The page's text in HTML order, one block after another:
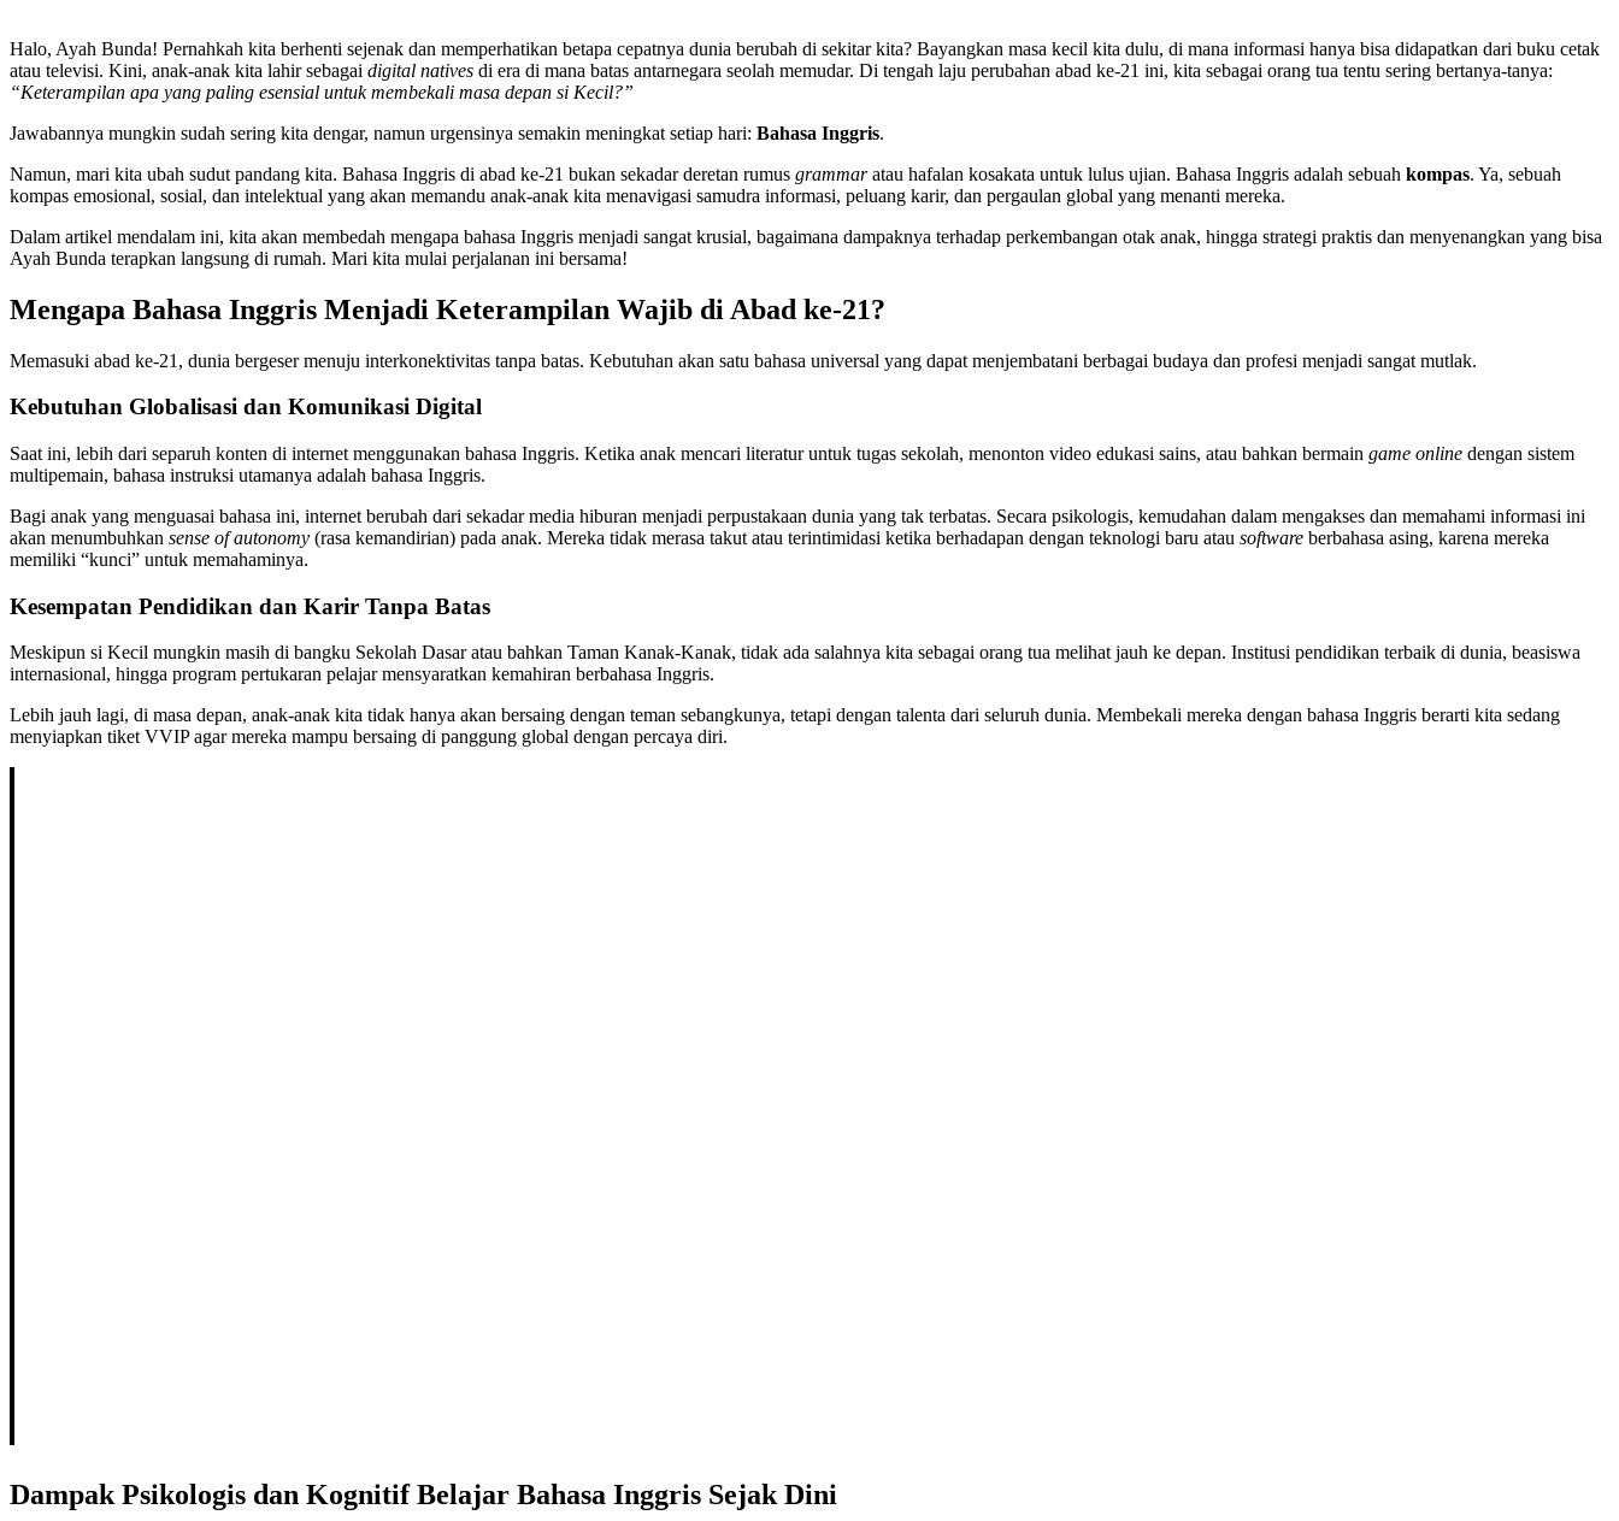
Halo, Ayah Bunda! Pernahkah kita berhenti sejenak dan memperhatikan betapa cepatnya dunia berubah di sekitar kita? Bayangkan masa kecil kita dulu, di mana informasi hanya bisa didapatkan dari buku cetak
atau televisi. Kini, anak-anak kita lahir sebagai digital natives di era di mana batas antarnegara seolah memudar. Di tengah laju perubahan abad ke-21 ini, kita sebagai orang tua tentu sering bertanya-tanya:
“Keterampilan apa yang paling esensial untuk membekali masa depan si Kecil?”
Jawabannya mungkin sudah sering kita dengar, namun urgensinya semakin meningkat setiap hari: Bahasa Inggris.
Namun, mari kita ubah sudut pandang kita. Bahasa Inggris di abad ke-21 bukan sekadar deretan rumus grammaratau hafalan kosakata untuk lulus ujian. Bahasa Inggris adalah sebuah kompas. Ya, sebuah
kompas emosional, sosial, dan intelektual yang akan memandu anak-anak kita menavigasi samudra informasi, peluang karir, dan pergaulan global yang menanti mereka.
Dalam artikel mendalam ini, kita akan membedah mengapa bahasa Inggris menjadi sangat krusial, bagaimana dampaknya terhadap perkembangan otak anak, hingga strategi praktis dan menyenangkan yang bisa
Ayah Bunda terapkan langsung di rumah. Mari kita mulai perjalanan ini bersama!
Mengapa Bahasa Inggris Menjadi Keterampilan Wajib di Abad ke-21?
Memasuki abad ke-21, dunia bergeser menuju interkonektivitas tanpa batas. Kebutuhan akan satu bahasa universal yang dapat menjembatani berbagai budaya dan profesi menjadi sangat mutlak.
Kebutuhan Globalisasi dan Komunikasi Digital
Saat ini, lebih dari separuh konten di internet menggunakan bahasa Inggris. Ketika anak mencari literatur untuk tugas sekolah, menonton video edukasi sains, atau bahkan bermain game online dengan sistem
multipemain, bahasa instruksi utamanya adalah bahasa Inggris.
Bagi anak yang menguasai bahasa ini, internet berubah dari sekadar media hiburan menjadi perpustakaan dunia yang tak terbatas. Secara psikologis, kemudahan dalam mengakses dan memahami informasi ini
akan menumbuhkan sense of autonomy (rasa kemandirian) pada anak. Mereka tidak merasa takut atau terintimidasi ketika berhadapan dengan teknologi baru atau software berbahasa asing, karena mereka
memiliki “kunci” untuk memahaminya.
Kesempatan Pendidikan dan Karir Tanpa Batas
Meskipun si Kecil mungkin masih di bangku Sekolah Dasar atau bahkan Taman Kanak-Kanak, tidak ada salahnya kita sebagai orang tua melihat jauh ke depan. Institusi pendidikan terbaik di dunia, beasiswa
internasional, hingga program pertukaran pelajar mensyaratkan kemahiran berbahasa Inggris.
Lebih jauh lagi, di masa depan, anak-anak kita tidak hanya akan bersaing dengan teman sebangkunya, tetapi dengan talenta dari seluruh dunia. Membekali mereka dengan bahasa Inggris berarti kita sedang
menyiapkan tiket VVIP agar mereka mampu bersaing di panggung global dengan percaya diri.
Dampak Psikologis dan Kognitif Belajar Bahasa Inggris Sejak Dini